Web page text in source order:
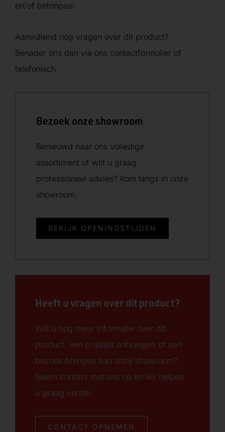
en/of betonpaal.
Aanvullend nog vragen over dit product?
Benader ons dan via ons contactformulier of
telefonisch.
Bezoek onze showroom
Benieuwd naar ons volledige
assortiment of wilt u graag
professioneel advies? Kom langs in onze
showroom.
BEKIJK OPENINGSTIJDEN
Heeft u vragen over dit product?
Wilt u nog meer informatie over dit
product, een prijslijst ontvangen of een
bezoek brengen aan onze showroom?
Neem contact met ons op en wij helpen
u graag verder.
CONTACT OPNEMEN